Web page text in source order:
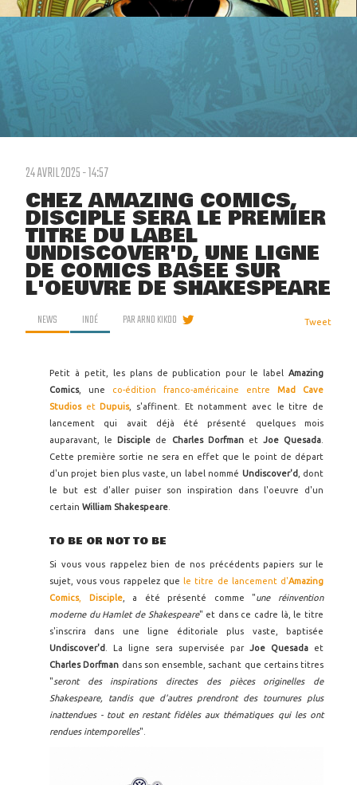
24 AVRIL 2025 - 14:57
CHEZ AMAZING COMICS,
DISCIPLE SERA LE PREMIER
TITRE DU LABEL
UNDISCOVER'D, UNE LIGNE
DE COMICS BASÉE SUR
L'OEUVRE DE SHAKESPEARE
NEWS INDÉ PARARNO KIKOO Tweet
Petit à petit, les plans de publication pour le label Amazing
Comics, une co-édition franco-américaine entre Mad Cave
Studios etDupuis, s'affinent. Et notamment avec le titre de
lancement qui avait déjà été présenté quelques mois
auparavant, le Disciple de Charles Dorfman et Joe Quesada
Cette première sortie ne sera en effet que le point de départ
d'un projet bien plus vaste, un label nommé Undiscover'd
, dont
le but est d'aller puiser son inspiration dans l'oeuvre d'un
certain William Shakespeare
TO BE OR NOT TO BE
Si vous vous rappelez bien de nos précédents papiers sur le
sujet, vous vous rappelez que
le titre de lancement d'Amazing
Comics, Disciple, a été présenté comme "une réinvention
moderne du Hamlet de Shakespeare" et dans ce cadre là, le titre
s'inscrira dans une ligne éditoriale plus vaste, baptisée
Undiscover'd
. La ligne sera supervisée par Joe Quesada et
Charles Dorfman dans son ensemble, sachant que certains titres
"seront des inspirations directes des pièces originelles de
Shakespeare, tandis que d'autres prendront des tournures plus
inattendues - tout en restant fidèles aux thématiques qui les ont
rendues intemporelles".